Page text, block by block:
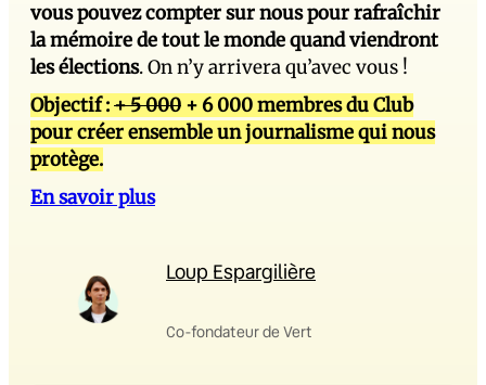
vous pouvez compter sur nous pour rafraîchir
la mémoire de tout le monde quand viendront
les élections. On n’y arrivera qu’avec vous !
Objectif :+ 5 000 + 6 000 membres du Club
pour créer ensemble un journalisme qui nous
protège.
En savoir plus
Loup Espargilière
Co-fondateur de Vert